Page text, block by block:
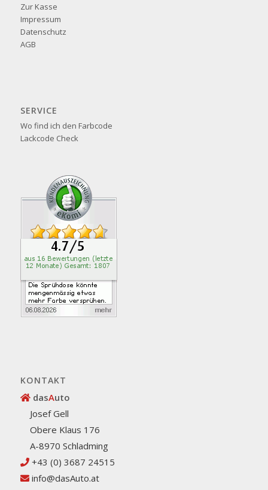
Zur Kasse
Impressum
Datenschutz
AGB
SERVICE
Wo find ich den Farbcode
Lackcode Check
KONTAKT
dasAuto
Josef Gell
Obere Klaus 176
A-8970 Schladming
+43 (0) 3687 24515
info@dasAuto.at